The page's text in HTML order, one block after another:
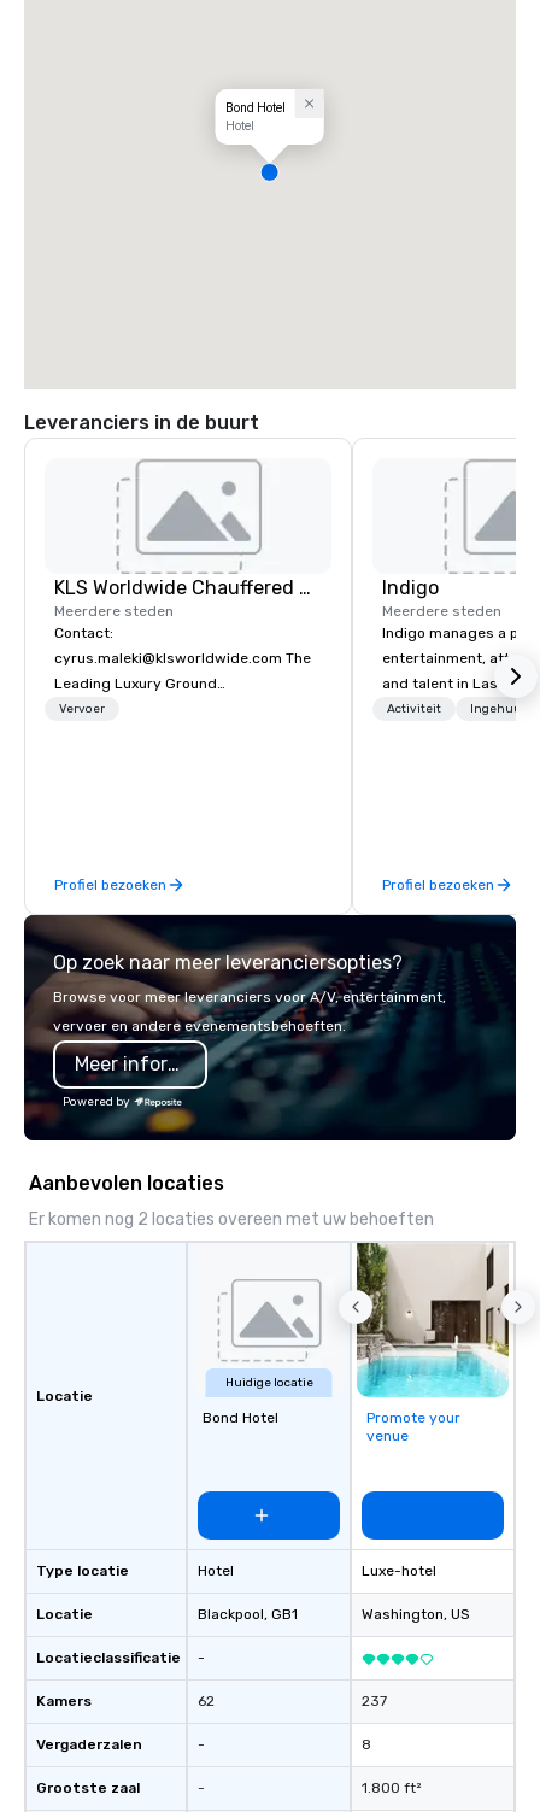
Bond Hotel
Hotel
Leveranciers in de buurt
KLS Worldwide Chauffered Services
Meerdere steden
Contact:
cyrus.maleki@klsworldwide.com The
Leading Luxury Ground
Transportation company since 1998
Vervoer
Profiel bezoeken
Indigo
Meerdere steden
Indigo manages a
entertainment,
and talent in Las
and Atlantic City. We
direct line of
unparalleled
Activiteit
Profiel bezoeken
Op zoek naar meer leveranciersopties?
Browse voor meer leveranciers voor A/V, entertainment,
vervoer en andere evenementsbehoeften.
Meer informatie
Powered by
Aanbevolen locaties
Er komen nog 2 locaties overeen met uw behoeften
Locatie
Type locatie
Locatie
Locatieclassificatie
Kamers
Vergaderzalen
Grootste zaal
Huidige locatie
Bond Hotel
Hotel
Blackpool, GB1
-
62
-
-
Promote your
venue
Luxe-hotel
Washington, US
237
8
1.800 ft²